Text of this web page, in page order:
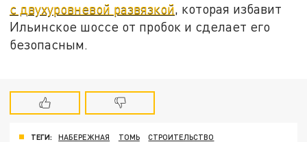
с двухуровневой развязкой, которая избавит
Ильинское шоссе от пробок и сделает его
безопасным.
ТЕГИ: НАБЕРЕЖНАЯ ТОМЬ СТРОИТЕЛЬСТВО